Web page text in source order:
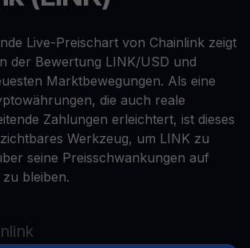
Live-Preischart von Chainlink zeigt
der Bewertung LINK/USD und
Marktbewegungen. Als eine
die auch reale
Zahlungen erleichtert, ist dieses
Werkzeug, um LINK zu
seine Preisschwankungen auf
bleiben.